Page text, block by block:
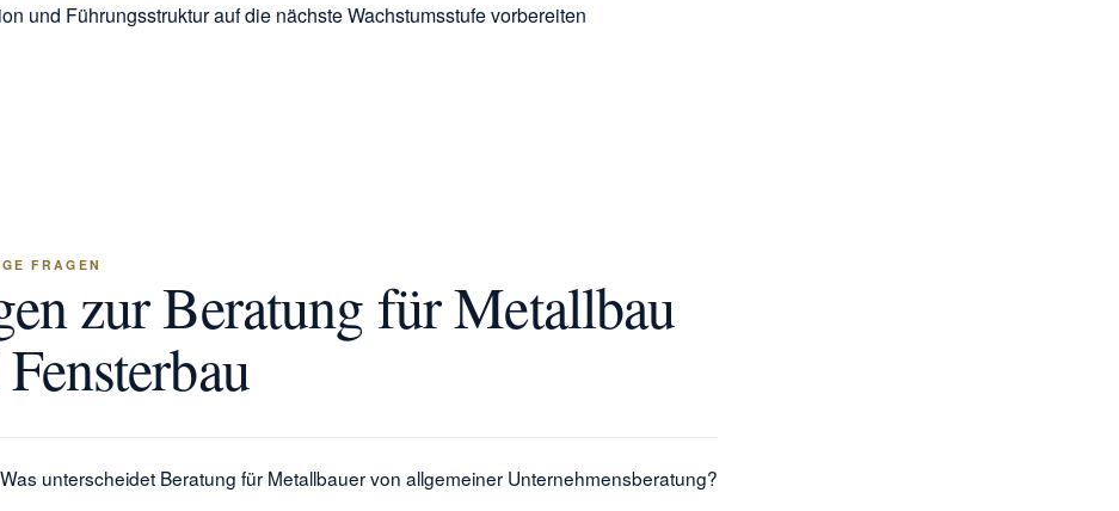
und Führungsstruktur auf die nächste Wachstumsstufe vorbereiten
FRAGEN
zur Beratung für Metallbau
Was unterscheidet Beratung für Metallbauer von allgemeiner Unternehmensberatung?